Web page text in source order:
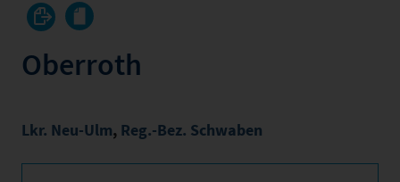
Oberroth
Lkr. Neu-Ulm, Reg.-Bez. Schwaben